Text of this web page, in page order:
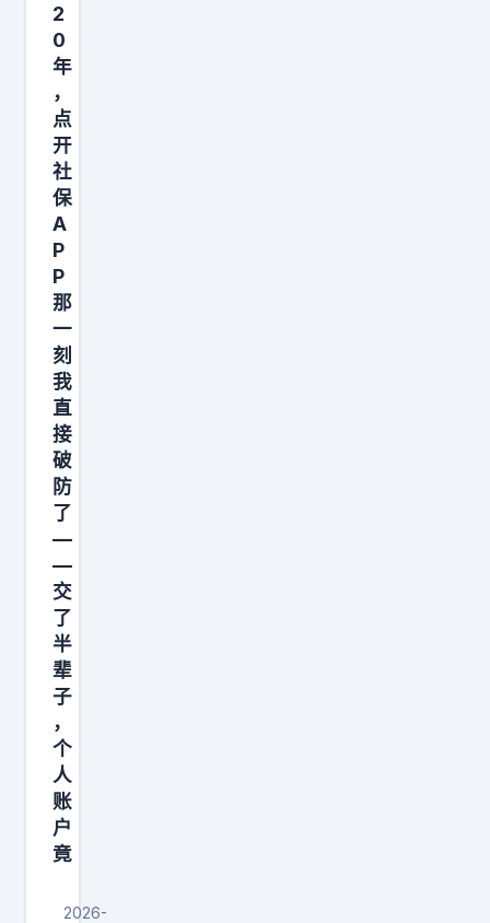
2
0
年
，
点
开
社
保
A
P
P
那
一
刻
我
直
接
破
防
了
—
—
交
了
半
辈
子
，
个
人
账
户
竟
2026-